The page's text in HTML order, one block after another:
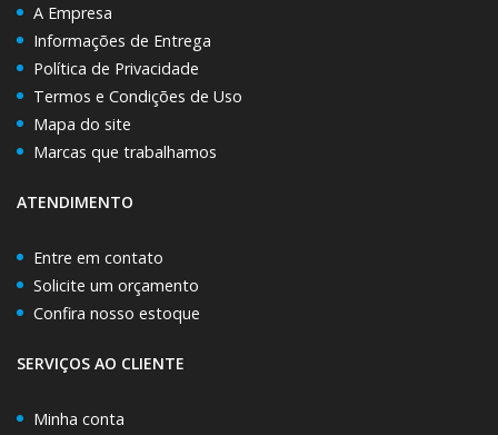
A Empresa
Informações de Entrega
Política de Privacidade
Termos e Condições de Uso
Mapa do site
Marcas que trabalhamos
ATENDIMENTO
Entre em contato
Solicite um orçamento
Confira nosso estoque
SERVIÇOS AO CLIENTE
Minha conta